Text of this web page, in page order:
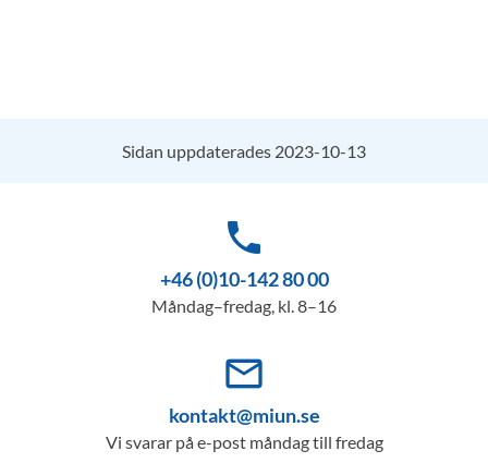
Sidan uppdaterades 2023-10-13
phone
+46 (0)10-142 80 00
Måndag–fredag, kl. 8–16
mail_outline
kontakt@miun.se
Vi svarar på e-post måndag till fredag